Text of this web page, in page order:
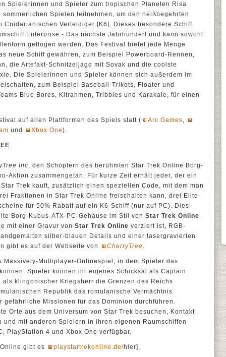
Spielerinnen und Spieler zum tropischen Planeten Risa
Spielen teilnehmen, um den heißbegehrten
Cnidarianischen Verteidiger [K6]. Dieses besondere Schiff
Enterprise - Das nächste Jahrhundert und kann sowohl
geflogen werden. Das Festival bietet jede Menge
neue Schiff gewähren, zum Beispiel Powerboard-Rennen,
die Artefakt-Schnitzeljagd mit Sovak und die coolste
Die Spielerinnen und Spieler können sich außerdem im
zum Beispiel Baseball-Trikots, Floater und
Blue Bores, Kitrahmen, Tribbles und Karakale, für einen
auf allen Plattformen des Spiels statt ( Arc Games,
und Xbox One).
Inc, den Schöpfern des berühmten Star Trek Online Borg-
Aktion zusammengetan. Für kurze Zeit erhält jeder, der ein
Trek kauft, zusätzlich einen speziellen Code, mit dem man
Fraktionen in Star Trek Online freischalten kann, drei Elite-
für 50% Rabatt auf ein K6-Schiff (nur auf PC). Dies
Borg-Kubus-ATX-PC-Gehäuse im Stil von Star Trek Online
mit einer Gravur von Star Trek Online verziert ist, RGB-
silber-blauen Details und einer lasergravierten
gibt es auf der Webseite von
CherryTree.
Multiplayer-Onlinespiel, in dem Spieler das
Spieler können ihr eigenes Schicksal als Captain
klingonischer Kriegsherr die Grenzen des Reichs
Republik das romulanische Vermächtnis
gefährliche Missionen für das Dominion durchführen.
Orte aus dem Universum von Star Trek besuchen, Kontakt
und mit anderen Spielern in ihren eigenen Raumschiffen
PlayStation 4 und Xbox One verfügbar.
gibt es playstartrekonline.de/hier].